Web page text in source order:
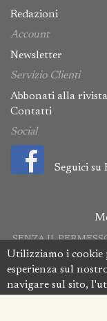
Redazioni
Account
Newsletter
Servizio Clienti
Abbonati alla rivista
Contatti
Social
Seguici su
SENZA IL
PARZIALE, Di
Utilizziamo i
esperienza sul
navigare sul sito,